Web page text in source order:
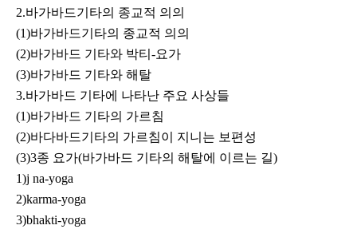
2.바가바드기타의 종교적 의의
(1)바가바드기타의 종교적 의의
(2)바가바드 기타와 박티-요가
(3)바가바드 기타와 해탈
3.바가바드 기타에 나타난 주요 사상들
(1)바가바드 기타의 가르침
(2)바다바드기타의 가르침이 지니는 보편성
(3)3종 요가(바가바드 기타의 해탈에 이르는 길)
1)j na-yoga
2)karma-yoga
3)bhakti-yoga